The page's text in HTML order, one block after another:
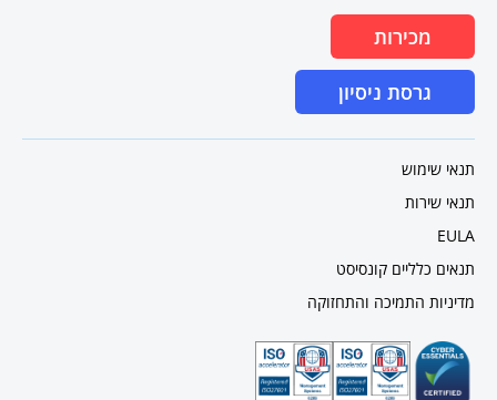
מכירות
גרסת ניסיון
תנאי שימוש
תנאי שירות
EULA
תנאים כלליים קונסיסט
מדיניות התמיכה והתחזוקה